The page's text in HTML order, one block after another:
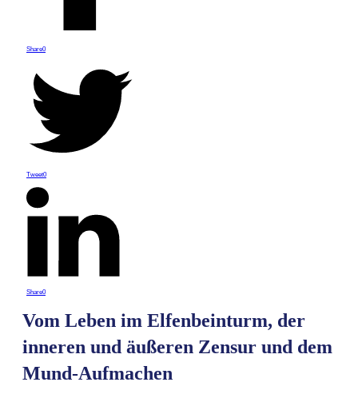
Share0
Tweet0
Share0
Vom Leben im Elfenbeinturm, der
inneren und äußeren Zensur und dem
Mund-Aufmachen